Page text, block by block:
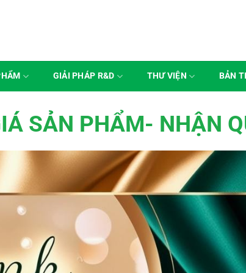
GIẢI PHÁP R&D THƯ VIỆN BẢN
SẢN PHẨM- NHẬN